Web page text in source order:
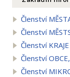
Členství
Členství
Členství KRAJE
Členství
Členství